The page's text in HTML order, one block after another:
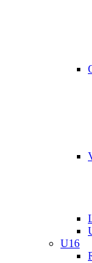
U16